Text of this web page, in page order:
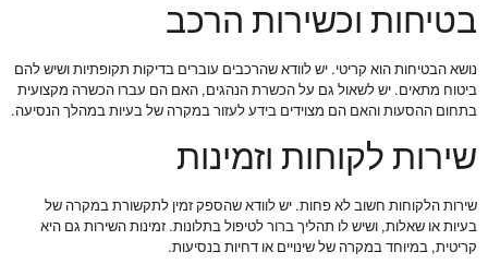
בטיחות וכשירות הרכב
נושא הבטיחות הוא קריטי. יש לוודא שהרכבים עוברים בדיקות תקופתיות ושיש להם
ביטוח מתאים. יש לשאול גם על הכשרת הנהגים, האם הם עברו הכשרה מקצועית
בתחום ההסעות והאם הם מצוידים בידע לעזור במקרה של בעיות במהלך הנסיעה.
שירות לקוחות וזמינות
שירות הלקוחות חשוב לא פחות. יש לוודא שהספק זמין לתקשורת במקרה של
בעיות או שאלות, ושיש לו תהליך ברור לטיפול בתלונות. זמינות השירות גם היא
קריטית, במיוחד במקרה של שינויים או דחיות בנסיעות.